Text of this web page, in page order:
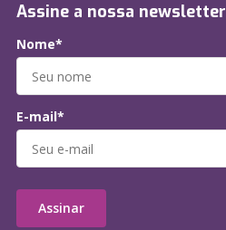
Assine a nossa newsletter
Nome*
E-mail*
Assinar